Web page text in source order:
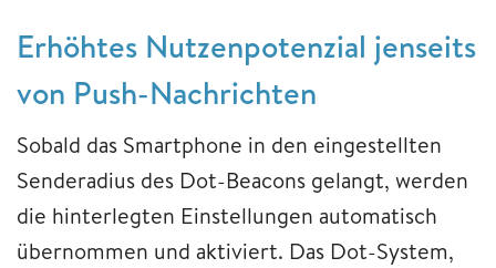
Erhöhtes Nutzenpotenzial jenseits
von Push-Nachrichten
Sobald das Smartphone in den eingestellten
Senderadius des Dot-Beacons gelangt, werden
die hinterlegten Einstellungen automatisch
übernommen und aktiviert. Das Dot-System,